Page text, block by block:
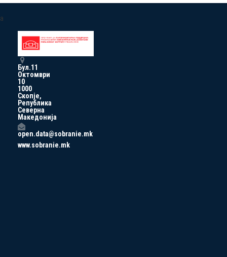
a
Бул.11
Октомври
10
1000
Скопје,
Република
Северна
Македонија
open.data@sobranie.mk
www.sobranie.mk